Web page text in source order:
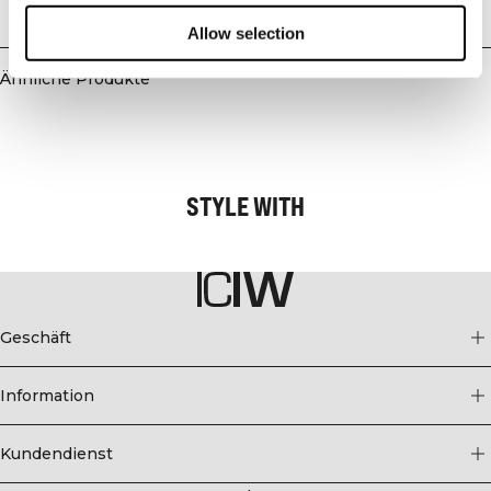
Allow selection
Polyamid, 3% Elastan.
Ähnliche Produkte
STYLE WITH
Geschäft
Information
Kundendienst